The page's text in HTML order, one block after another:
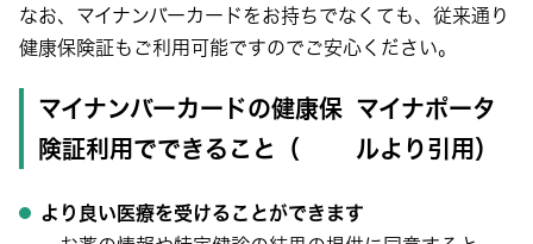
なお、マイナンバーカードをお持ちでなくても、従来通り
健康保険証もご利用可能ですのでご安心ください。
マイナンバーカードの健康保
険証利用でできること（
マイナポータ
ルより引用）
より良い医療を受けることができます